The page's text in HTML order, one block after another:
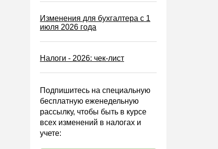
Банк
Онлайн-кассы ККТ ККМ
деятельности (АХД)
Охрана труда и аттестация
Охрана труда
Валютные операции
Изменения для бухгалтера с 1
июля 2026 года
Налоги - 2026: чек-лист
Подпишитесь на специальную
бесплатную еженедельную
рассылку, чтобы быть в курсе
всех изменений в налогах и
учете: